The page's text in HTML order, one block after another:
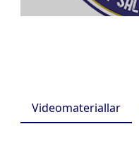
Videomateriallar